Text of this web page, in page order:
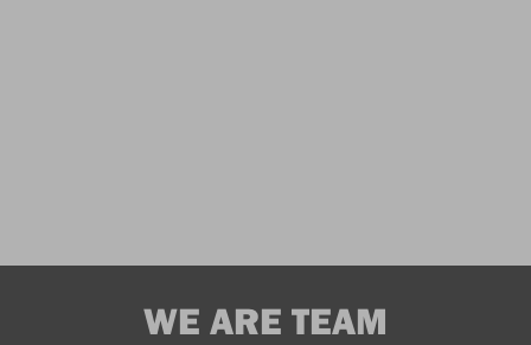
WE ARE TEAM